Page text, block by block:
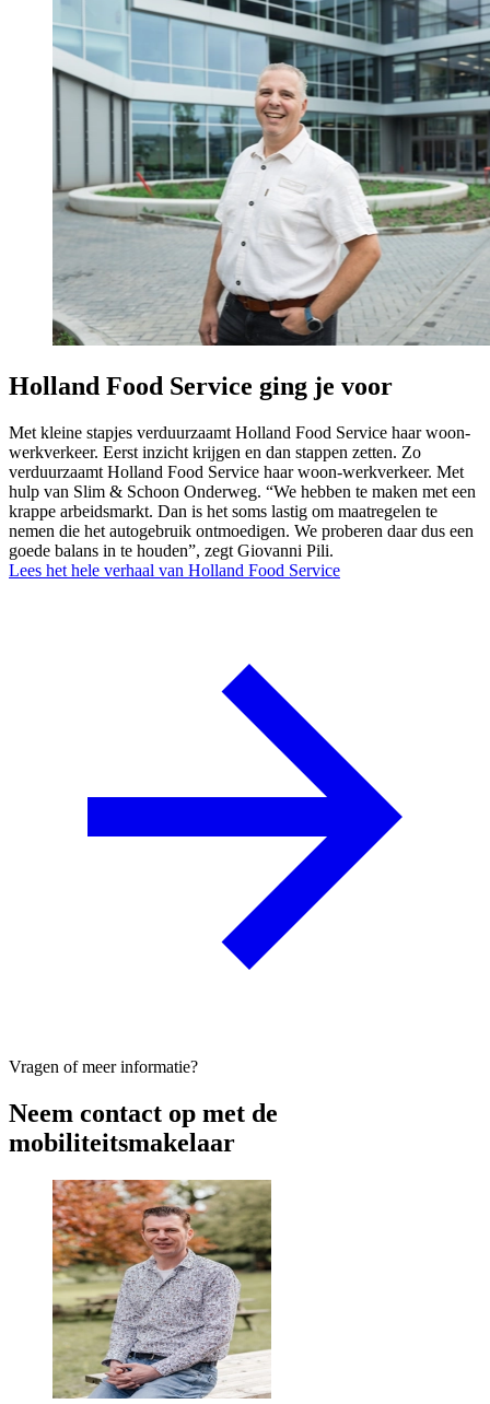
Holland Food Service ging je voor
Met kleine stapjes verduurzaamt Holland Food Service haar woon-
werkverkeer. Eerst inzicht krijgen en dan stappen zetten. Zo
verduurzaamt Holland Food Service haar woon-werkverkeer. Met
hulp van Slim & Schoon Onderweg. “We hebben te maken met een
krappe arbeidsmarkt. Dan is het soms lastig om maatregelen te
nemen die het autogebruik ontmoedigen. We proberen daar dus een
goede balans in te houden”, zegt Giovanni Pili.
Lees het hele verhaal van Holland Food Service
Vragen of meer informatie?
Neem contact op met de
mobiliteitsmakelaar